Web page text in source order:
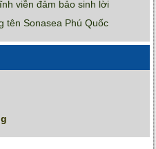
viễn đảm bảo sinh lời
tên Sonasea Phú Quốc